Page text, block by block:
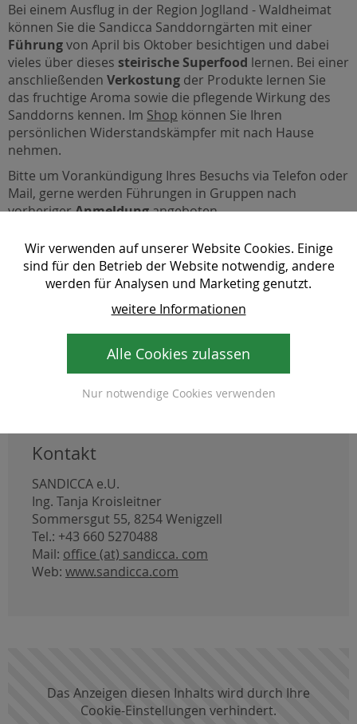
Bei einem Ausflug in der Region Joglland - Waldheimat
können Sie die Sandicca Sanddorngärten mit einer
Führungvon April bis Oktober besichtigen und dabei
vieles über dieses steirische Superfood lernen. Bei einer
anschließenden Verkostung der Produkte lernen Sie
das fruchtige Aroma sowie die pflegende Wirkung des
Sanddorns kennen. Im Shop können Sie Ihren
persönlichen Widerstandskämpfer mit nach Hause
nehmen.
Bitte um Vorankündigung Ihres Besuchs via Telefon oder
Mail, gerne werden Führungen in Gruppen nach
vorherigerAnmeldungangeboten.
Kontakt
SANDICCA e.U.
Ing. Tanja Kroisleitner
Sommersgut 55, 8254 Wenigzell
Tel.: +43 660 5270488
Mail: office (at) sandicca. com
Web: www.sandicca.com
Das Anzeigen diesen Inhalts wird durch Ihre
Cookie-Einstellungen verhindert.
Wir verwenden auf unserer Website Cookies. Einige
sind für den Betrieb der Website notwendig, andere
werden für Analysen und Marketing genutzt.
weitere Informationen
Alle Cookies zulassen
Nur notwendige Cookies verwenden